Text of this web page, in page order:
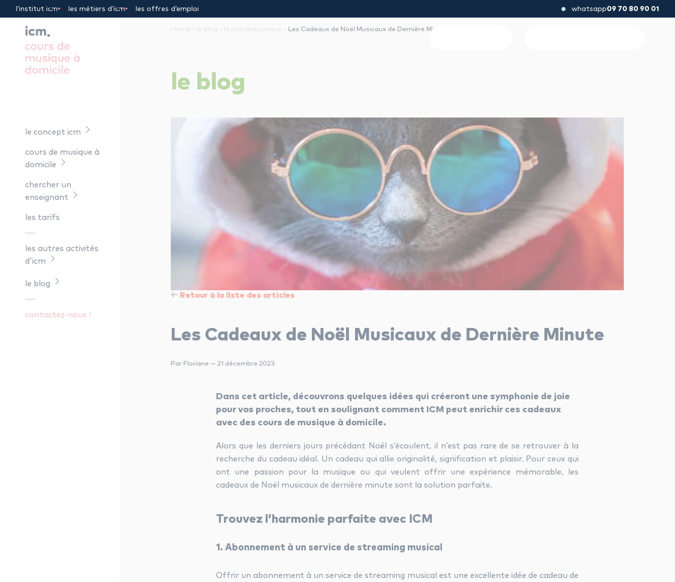
l’institut icm les métiers d’icm les offres d’emploi whatsapp09 70 80 90 01
le concept icm
cours de musique à
domicile
chercher un
enseignant
les tarifs
les autres activités
d'icm
le blog
contactez-nous !
Home - le blog - le coin des curieux - Les Cadeaux de Noël Musicaux de Dernière Minute
le blog
Retour à la liste des articles
Les Cadeaux de Noël Musicaux de Dernière Minute
Par Floriane — 21 décembre 2023
Dans cet article, découvrons quelques idées qui créeront une symphonie de joie
pour vos proches, tout en soulignant comment ICM peut enrichir ces cadeaux
avec des cours de musique à domicile.
Alors que les derniers jours précédant Noël s’écoulent, il n’est pas rare de se retrouver à la
recherche du cadeau idéal. Un cadeau qui allie originalité, signification et plaisir. Pour ceux qui
ont une passion pour la musique ou qui veulent offrir une expérience mémorable, les
cadeaux de Noël musicaux de dernière minute sont la solution parfaite.
Trouvez l’harmonie parfaite avec ICM
1. Abonnement à un service de streaming musical
Offrir un abonnement à un service de streaming musical est une excellente idée de cadeau de
Panneau de gestion des cookies